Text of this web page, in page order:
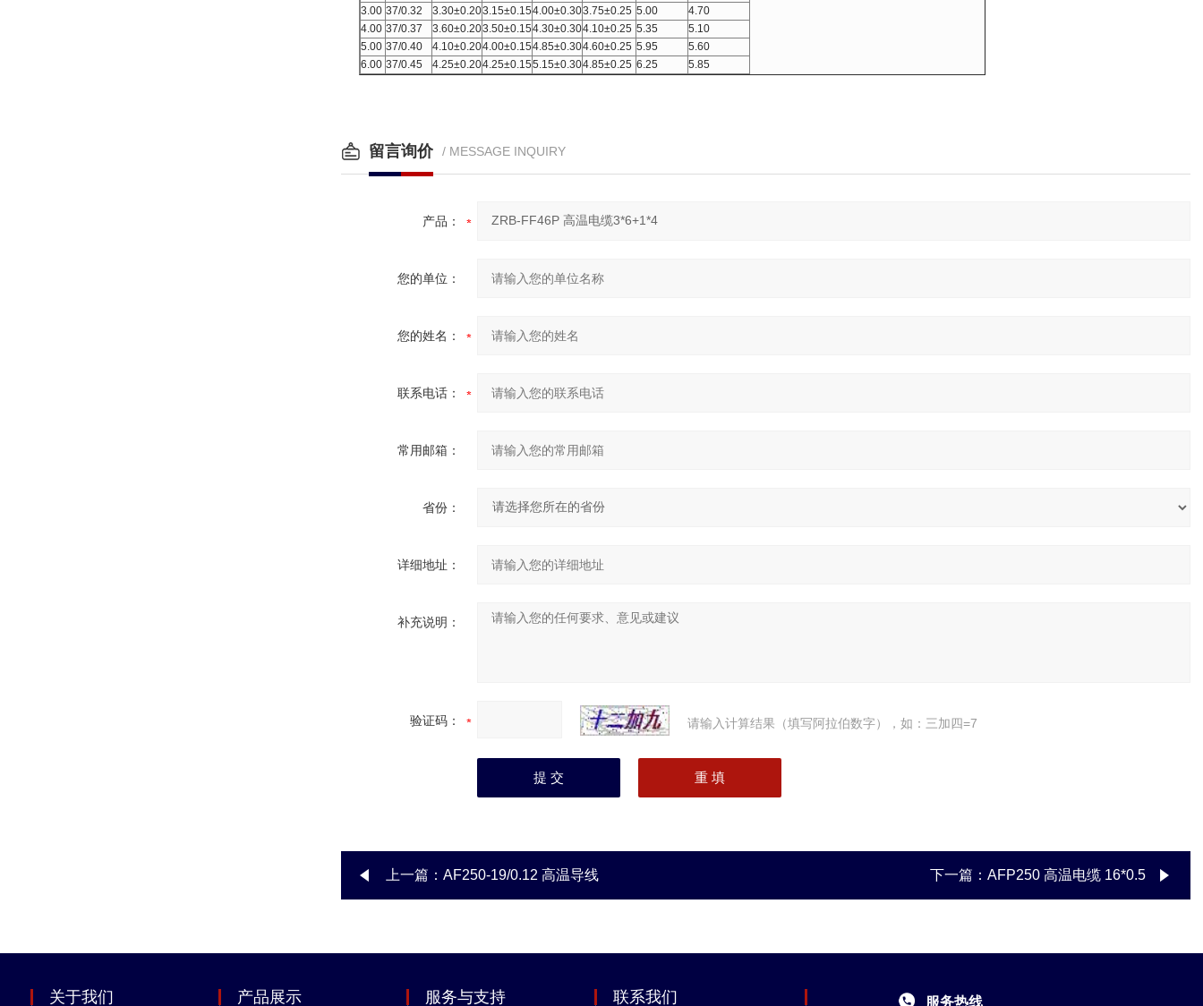
3.00 37/0.32 3.30±0.203.15±0.154.00±0.303.75±0.25 5.00
4.70
4.00 37/0.37 3.60±0.203.50±0.154.30±0.304.10±0.25 5.35
5.10
5.00 37/0.40 4.10±0.204.00±0.154.85±0.304.60±0.25 5.95
5.60
6.00 37/0.45 4.25±0.204.25±0.155.15±0.304.85±0.25 6.25 5.85
留言询价 / MESSAGE INQUIRY
产品：
您的单位：
您的姓名：
联系电话：
常用邮箱：
省份：
详细地址：
补充说明：
验证码： 请输入计算结果（填写阿拉伯数字），如：三加四=7
上一篇： AF250-19/0.12 高温导线 下一篇： AFP250 高温电缆 16*0.5
关于我们 产品展示 服务与支持 联系我们 服务热线